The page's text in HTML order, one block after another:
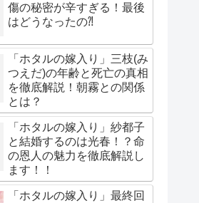
傷の秘密が辛すぎる！最後
はどうなったの⁈
「ホタルの嫁入り」三枝(み
つえだ)の年齢と死亡の真相
を徹底解説！朝霧との関係
とは？
「ホタルの嫁入り」紗都子
と結婚するのは光春！？命
の恩人の魅力を徹底解説し
ます！！
「ホタルの嫁入り」最終回